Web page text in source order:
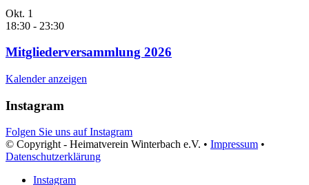
Okt. 1
18:30 - 23:30
Mitgliederversammlung 2026
Kalender anzeigen
Instagram
Folgen Sie uns auf Instagram
© Copyright - Heimatverein Winterbach e.V. • Impressum •
Datenschutzerklärung
Instagram